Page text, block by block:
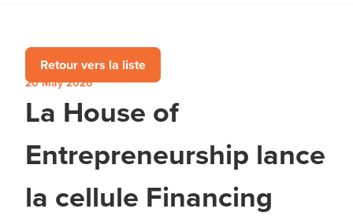
Retour vers la liste
20 May 2026
La House of
Entrepreneurship lance
la cellule Financing